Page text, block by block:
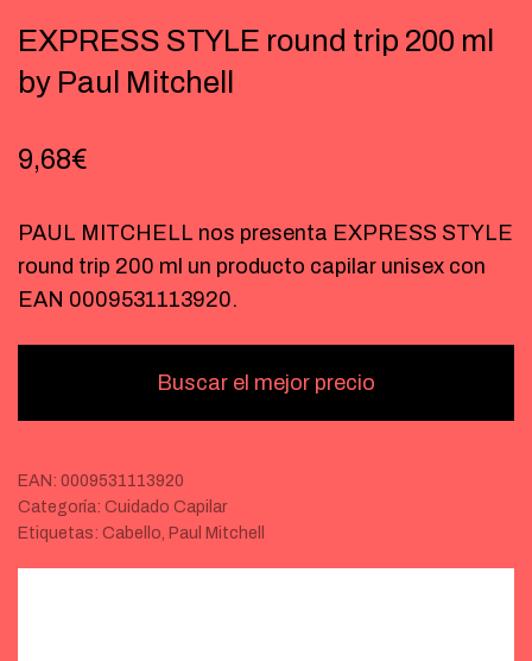
EXPRESS STYLE round trip 200 ml
by Paul Mitchell
9,68€
PAUL MITCHELL nos presenta EXPRESS STYLE
round trip 200 ml un producto capilar unisex con
EAN 0009531113920.
Buscar el mejor precio
EAN: 0009531113920
Categoría: Cuidado Capilar
Etiquetas: Cabello, Paul Mitchell